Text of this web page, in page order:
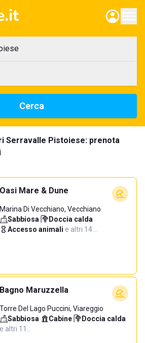
Cerca
Serravalle Pistoiese: prenota
Oasi Mare & Dune
Marina Di Vecchiano, Vecchiano
Sabbiosa· Doccia calda·
Accesso animali·e altri 14…
Bagno Maruzzella
Torre Del Lago Puccini, Viareggio
Sabbiosa· Cabine· Doccia calda·
e altri 11…